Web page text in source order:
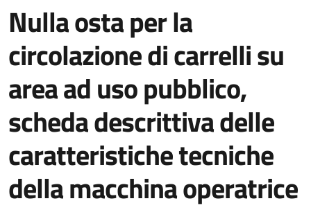
Nulla osta per la
circolazione di carrelli su
area ad uso pubblico,
scheda descrittiva delle
caratteristiche tecniche
della macchina operatrice